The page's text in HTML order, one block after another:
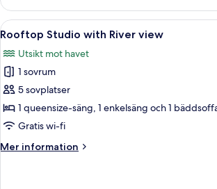
Studio
Öppna
alla
foton
för
Rooftop
Studio
with
view
Ett modernt
17
Rooftop Studio with River view
Utsikt mot havet
1 sovrum
5 sovplatser
1 queensize-säng, 1 enkelsäng och 1
Gratis wi-fi
Mer information
Mer